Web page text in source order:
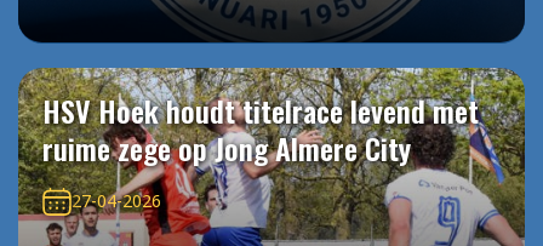
HSV Hoek houdt titelrace levend met
ruime zege op Jong Almere City
27-04-2026